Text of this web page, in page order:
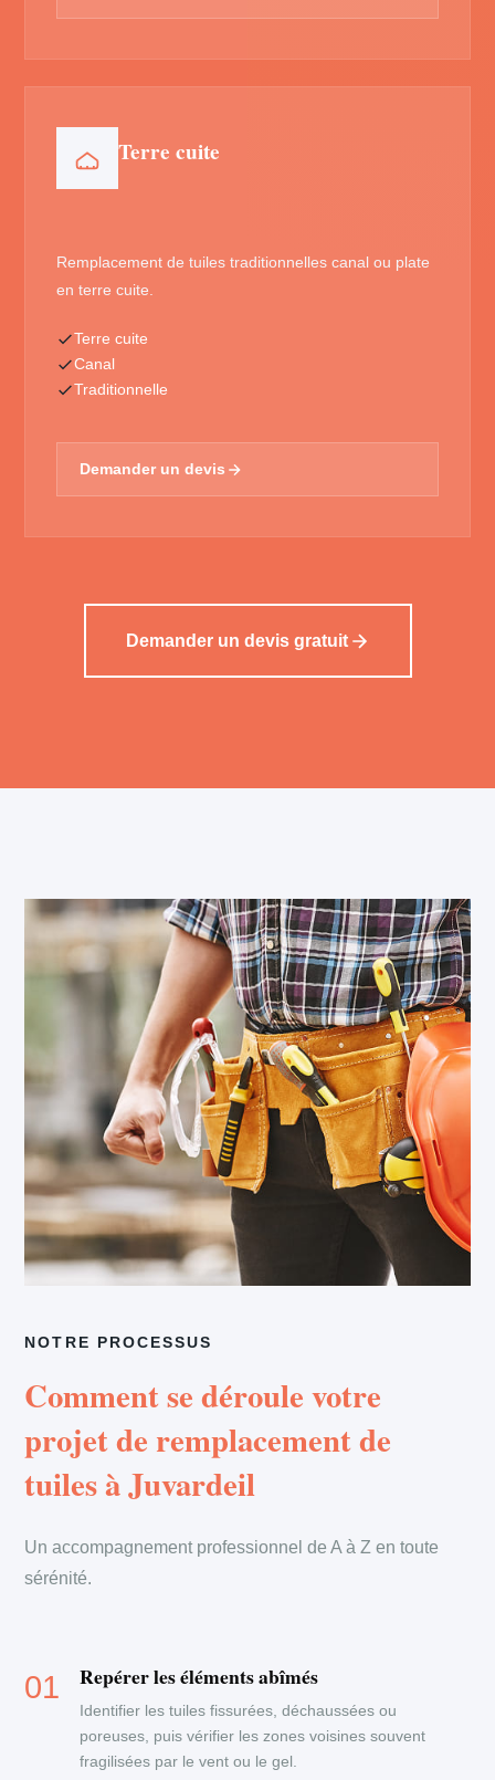
Terre cuite
Remplacement de tuiles traditionnelles canal ou plate
en terre cuite.
Terre cuite
Canal
Traditionnelle
Demander un devis
Demander un devis gratuit
NOTRE PROCESSUS
Comment se déroule votre
projet de remplacement de
tuiles à Juvardeil
Un accompagnement professionnel de A à Z en toute
sérénité.
Repérer les éléments abîmés
Identifier les tuiles fissurées, déchaussées ou
poreuses, puis vérifier les zones voisines souvent
fragilisées par le vent ou le gel.